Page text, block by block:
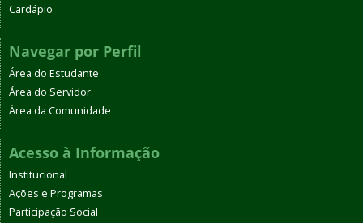
Cardápio
Navegar por Perfil
Área do Estudante
Área do Servidor
Área da Comunidade
Acesso à Informação
Institucional
Ações e Programas
Participação Social